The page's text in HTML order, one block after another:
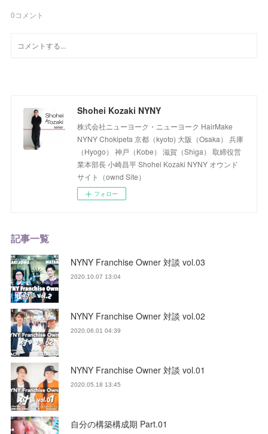
0コメント
Shohei Kozaki NYNY
株式会社ニューヨーク・ニューヨーク HairMake
NYNY Chokipeta 京都（kyoto) 大阪（Osaka） 兵庫
（Hyogo） 神戸（Kobe） 滋賀（Shiga） 取締役営
業本部長 小崎昌平 Shohei Kozaki NYNY オウンド
サイト（ownd Site）
フォロー
記事一覧
NYNY Franchise Owner 対談 vol.03
2020.10.07 13:04
NYNY Franchise Owner 対談 vol.02
2020.06.01 04:39
NYNY Franchise Owner 対談 vol.01
2020.05.18 13:45
自分の構築構成期 Part.01